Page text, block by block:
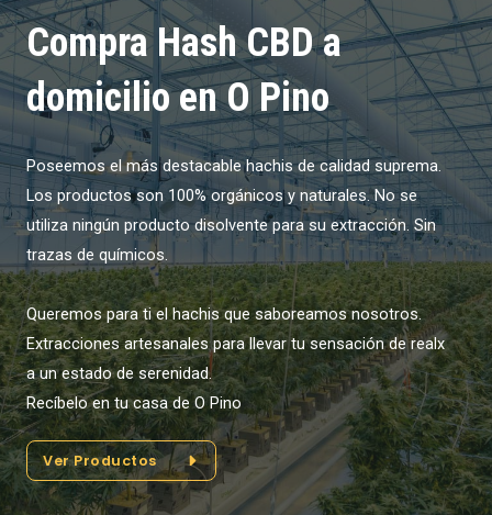
Compra Hash CBD a
domicilio en O Pino
Poseemos el más destacable hachis de calidad suprema.
Los productos son 100% orgánicos y naturales. No se
utiliza ningún producto disolvente para su extracción. Sin
trazas de químicos.
Queremos para ti el hachis que saboreamos nosotros.
Extracciones artesanales para llevar tu sensación de realx
a un estado de serenidad.
Recíbelo en tu casa de O Pino
Ver Productos